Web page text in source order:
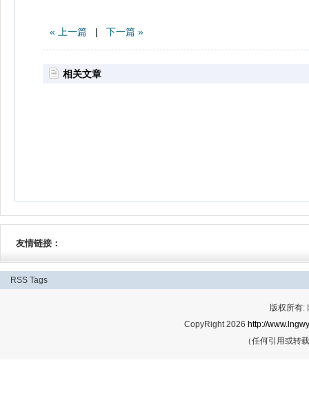
« 上一篇 | 下一篇 »
相关文章
友情链接：
RSS Tags
版权所有:
CopyRight 2026 http://
（任何引用或转